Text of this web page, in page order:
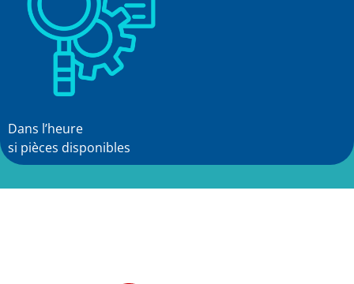
Dans l’heure
si pièces disponibles